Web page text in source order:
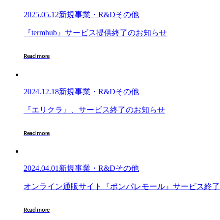
2025.05.12新規事業・R&Dその他
『termhub』
ー
供
終
了
お
せ
『termhub 』 サー ビス提供終了のお知らせ
Read more
2024.12.18新規事業・R&Dその他
『エ
ク
ビ
ス
終
の
『エ リ クラ 』 サー ビス終了のお知らせ
Read more
2024.04.01 新規事業・R&Dその他
オ
ラ
オンライ ン通販サイ ト 『ポンパレモール 』 サー ビス終了
Read more